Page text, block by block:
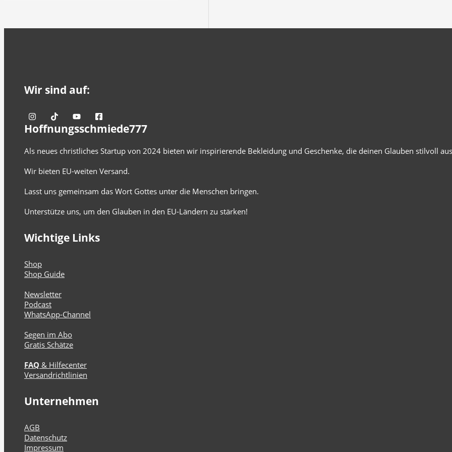
Wir sind auf:
Hoffnungsschmiede777
Als neues christliches Startup von 2024 bieten wir inspirierende Bekleidung und Geschenke, die deinen Glauben stilvoll
Wir bieten EU-weiten Versand.
Lasst uns gemeinsam das Wort Gottes unter die Menschen bringen.
Unterstütze uns, um den Glauben in den EU-Ländern zu stärken!
Wichtige Links
Shop
Shop Guide
Newsletter
Podcast
WhatsApp-Channel
Segen im Abo
Gratis Schätze
FAQ & Hilfecenter
Versandrichtlinien
Unternehmen
AGB
Datenschutz
Impressum